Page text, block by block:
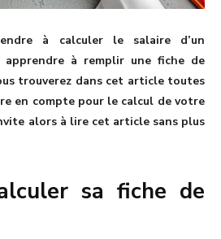
à calculer le salaire d’un
apprendre à remplir une fiche de
trouverez dans cet article toutes
en compte pour le calcul de votre
alors à lire cet article sans plus
sa fiche de